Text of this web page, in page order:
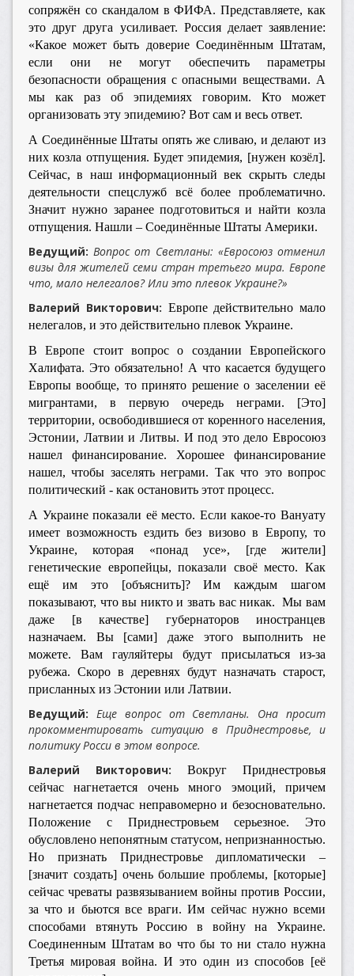
сопряжён со скандалом в ФИФА. Представляете, как
это друг друга усиливает. Россия делает заявление:
«Какое может быть доверие Соединённым Штатам,
если они не могут обеспечить параметры
безопасности обращения с опасными веществами. А
мы как раз об эпидемиях говорим. Кто может
организовать эту эпидемию? Вот сам и весь ответ.
А Соединённые Штаты опять же сливаю, и делают из
них козла отпущения. Будет эпидемия, [нужен козёл].
Сейчас, в наш информационный век скрыть следы
деятельности спецслужб всё более проблематично.
Значит нужно заранее подготовиться и найти козла
отпущения. Нашли – Соединённые Штаты Америки.
Ведущий:Вопрос от Светланы: «Евросоюз отменил
визы для жителей семи стран третьего мира. Европе
что, мало нелегалов? Или это плевок Украине?»
Валерий Викторович: Европе действительно мало
нелегалов, и это действительно плевок Украине.
В Европе стоит вопрос о создании Европейского
Халифата. Это обязательно! А что касается будущего
Европы вообще, то принято решение о заселении её
мигрантами, в первую очередь неграми. [Это]
территории, освободившиеся от коренного населения,
Эстонии, Латвии и Литвы. И под это дело Евросоюз
нашел финансирование. Хорошее финансирование
нашел, чтобы заселять неграми. Так что это вопрос
политический - как остановить этот процесс.
А Украине показали её место. Если какое-то Вануату
имеет возможность ездить без визово в Европу, то
Украине, которая «понад усе», [где жители]
генетические европейцы, показали своё место. Как
ещё им это [объяснить]? Им каждым шагом
показывают, что вы никто и звать вас никак. Мы вам
даже [в качестве] губернаторов иностранцев
назначаем. Вы [сами] даже этого выполнить не
можете. Вам гауляйтеры будут присылаться из-за
рубежа. Скоро в деревнях будут назначать старост,
присланных из Эстонии или Латвии.
Ведущий: Еще вопрос от Светланы. Она просит
прокомментировать ситуацию в Приднестровье, и
политику Росси в этом вопросе.
Валерий Викторович: Вокруг Приднестровья
сейчас нагнетается очень много эмоций, причем
нагнетается подчас неправомерно и безосновательно.
Положение с Приднестровьем серьезное. Это
обусловлено непонятным статусом, непризнанностью.
Но признать Приднестровье дипломатически –
[значит создать] очень большие проблемы, [которые]
сейчас чреваты развязыванием войны против России,
за что и бьются все враги. Им сейчас нужно всеми
способами втянуть Россию в войну на Украине.
Соединенным Штатам во что бы то ни стало нужна
Третья мировая война. И это один из способов [её